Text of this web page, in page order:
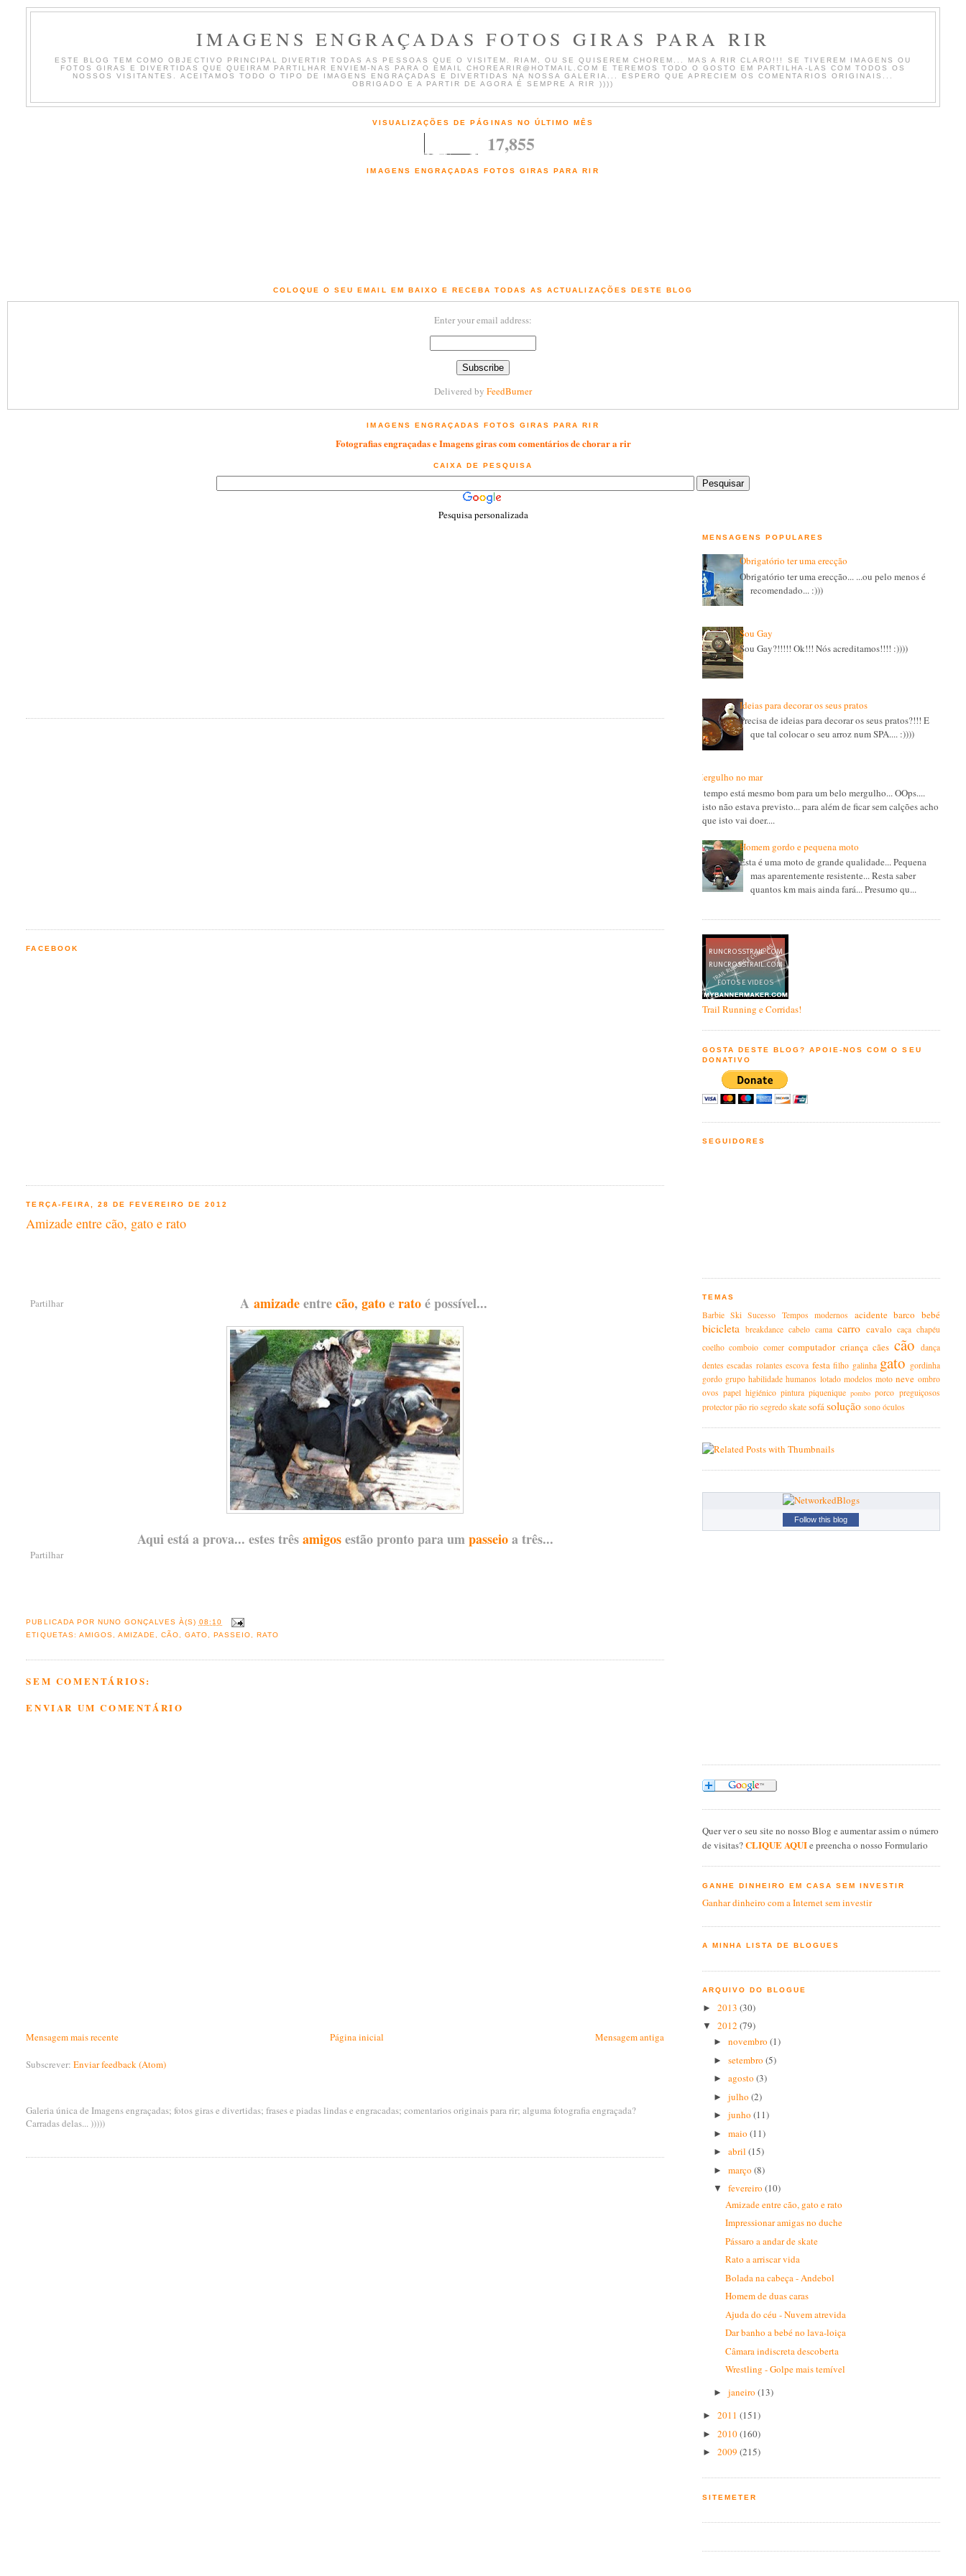
IMAGENS ENGRAÇADAS FOTOS GIRAS PARA RIR
ESTE BLOG TEM COMO OBJECTIVO PRINCIPAL DIVERTIR TODAS AS PESSOAS QUE O VISITEM. RIAM, OU SE QUISEREM CHOREM... MAS A RIR CLARO!!! SE TIVEREM IMAGENS OU
FOTOS GIRAS E DIVERTIDAS QUE QUEIRAM PARTILHAR ENVIEM-NAS PARA O EMAIL CHOREARIR@HOTMAIL.COM E TEREMOS TODO O GOSTO EM PARTILHA-LAS COM TODOS OS
NOSSOS VISITANTES. ACEITAMOS TODO O TIPO DE IMAGENS ENGRAÇADAS E DIVERTIDAS NA NOSSA GALERIA... ESPERO QUE APRECIEM OS COMENTARIOS ORIGINAIS...
OBRIGADO E A PARTIR DE AGORA É SEMPRE A RIR ))))
VISUALIZAÇÕES DE PÁGINAS NO ÚLTIMO MÊS
17,855
IMAGENS ENGRAÇADAS FOTOS GIRAS PARA RIR
COLOQUE O SEU EMAIL EM BAIXO E RECEBA TODAS AS ACTUALIZAÇÕES DESTE BLOG
Enter your email address:
Delivered by FeedBurner
IMAGENS ENGRAÇADAS FOTOS GIRAS PARA RIR
Fotografias engraçadas e Imagens giras com comentários de chorar a rir
CAIXA DE PESQUISA
Pesquisa personalizada
FACEBOOK
TERÇA-FEIRA, 28 DE FEVEREIRO DE 2012
Amizade entre cão, gato e rato
Partilhar A amizadeentrecão, gatoeratoé possível...
Aqui está a prova... estes trêsamigosestão pronto para umpasseioa três...
Partilhar
PUBLICADA POR NUNO GONÇALVES À(S) 08:10
ETIQUETAS: AMIGOS, AMIZADE, CÃO, GATO,PASSEIO,RATO
SEM COMENTÁRIOS:
ENVIAR UM COMENTÁRIO
Mensagem mais recente Mensagem antiga
Página inicial
Subscrever:Enviar feedback (Atom)
Galeria única de Imagens engraçadas; fotos giras e divertidas; frases e piadas lindas e engracadas; comentarios originais para rir; alguma fotografia engraçada?
Carradas delas... )))))
MENSAGENS POPULARES
Obrigatório ter uma erecção
Obrigatório ter uma erecção... ...ou pelo menos é
recomendado... :)))
Sou Gay
Sou Gay?!!!!! Ok!!! Nós acreditamos!!!! :))))
Ideias para decorar os seus pratos
Precisa de ideias para decorar os seus pratos?!!! E
que tal colocar o seu arroz num SPA.... :))))
Mergulho no mar
O tempo está mesmo bom para um belo mergulho... OOps....
isto não estava previsto... para além de ficar sem calções acho
que isto vai doer....
Homem gordo e pequena moto
Esta é uma moto de grande qualidade... Pequena
mas aparentemente resistente... Resta saber
quantos km mais ainda fará... Presumo qu...
Trail Running e Corridas!
GOSTA DESTE BLOG? APOIE-NOS COM O SEU
DONATIVO
SEGUIDORES
TEMAS
Barbie Ski Sucesso Tempos modernos acidente barco bebé
bicicleta breakdance cabelo cama carro cavalo caça chapéu
coelho comboio comer computador criança cães cão dança
dentes escadas rolantes escova festa filho galinha gato gordinha
gordo grupo habilidade humanos lotado modelos moto neve ombro
ovos papel higiénico pintura piquenique pombo porco preguiçosos
protector pão rio segredo skate sofá solução sono óculos
Follow this blog
Quer ver o seu site no nosso Blog e aumentar assim o número
de visitas?CLIQUE AQUIe preencha o nosso Formulario
GANHE DINHEIRO EM CASA SEM INVESTIR
Ganhar dinheiro com a Internet sem investir
A MINHA LISTA DE BLOGUES
ARQUIVO DO BLOGUE
► 2013 (30)
▼ 2012 (79)
►novembro(1)
►setembro(5)
►agosto(3)
►julho(2)
►junho(11)
►maio(11)
►abril(15)
►março(8)
▼fevereiro(10)
Amizade entre cão, gato e rato
Impressionar amigas no duche
Pássaro a andar de skate
Rato a arriscar vida
Bolada na cabeça - Andebol
Homem de duas caras
Ajuda do céu - Nuvem atrevida
Dar banho a bebé no lava-loiça
Câmara indiscreta descoberta
Wrestling - Golpe mais temível
►janeiro(13)
► 2011 (151)
► 2010(160)
► 2009 (215)
SITEMETER